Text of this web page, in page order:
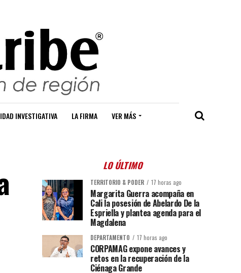
INVESTIGATIVA LA FIRMA VER MÁS
LO ÚLTIMO
TERRITORIO & PODER 17 horas ago
Margarita Guerra acompaña en
Cali la posesión de Abelardo De la
Espriella y plantea agenda para el
Magdalena
DEPARTAMENTO 17 horas ago
CORPAMAG expone avances y
retos en la recuperación de la
Ciénaga Grande